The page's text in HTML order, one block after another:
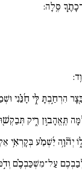
סֶּֽלָה:
הִרְחַ֣בְתָּ לִּ֑י חָ֜נֵּ֗נִי
תֶּֽאֱהָב֣וּן רִ֑יק
יְהֹ֘וָ֥ה יִ֜שְׁמַ֗ע בְּקָרְאִ֥י
עַל־מִשְׁכַּבְכֶ֗ם